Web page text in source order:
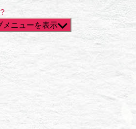
メニューを表示